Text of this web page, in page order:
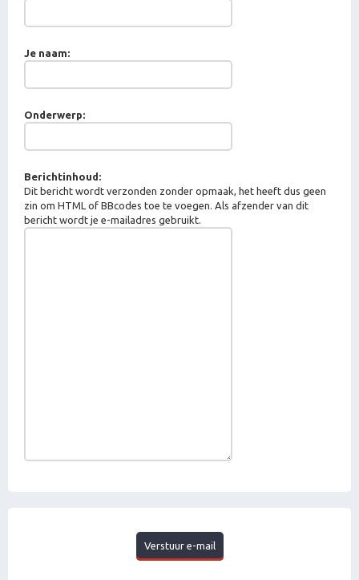
Je naam:
Onderwerp:
Berichtinhoud:
Dit bericht wordt verzonden zonder opmaak, het heeft dus geen
zin om HTML of BBcodes toe te voegen. Als afzender van dit
bericht wordt je e-mailadres gebruikt.